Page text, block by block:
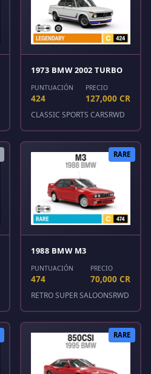
1973 BMW 2002 TURBO
PUNTUACIÓN
424
PRECIO
127,000 CR
CLASSIC SPORTS CARSRWD
RARE
1988 BMW M3
PUNTUACIÓN
474
PRECIO
70,000 CR
RETRO SUPER SALOONSRWD
RARE